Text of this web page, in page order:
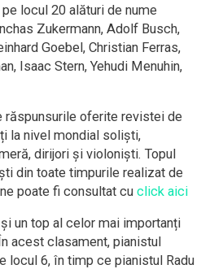
locul 20 alături de nume
Zukermann, Adolf Busch,
Goebel, Christian Ferras,
Isaac Stern, Yehudi Menuhin,
răspunsurile oferite revistei de
la nivel mondial soliști,
dirijori și violoniști. Topul
din toate timpurile realizat de
poate fi consultat cu click aici
un top al celor mai importanți
acest clasament, pianistul
locul 6, în timp ce pianistul Radu